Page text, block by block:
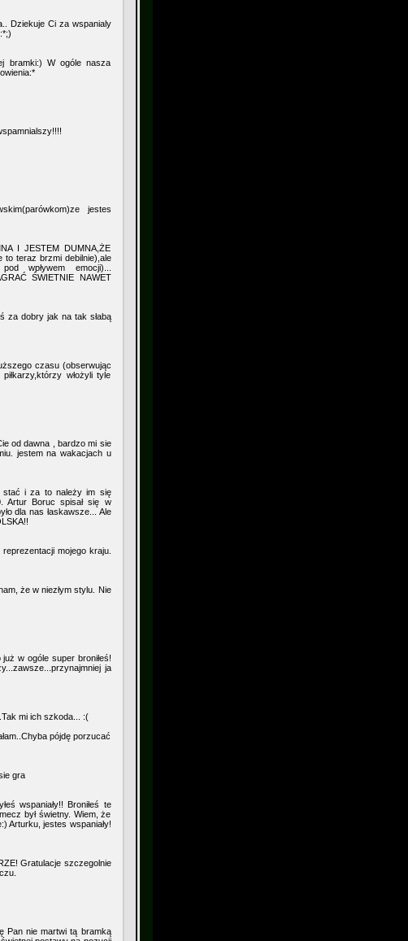
Dziekuje Ci za wspanialy
bramki:) W ogóle nasza
jestes
I JESTEM DUMNA,ŻE
to teraz brzmi debilnie),ale
wpływem emocji)...
ŚWIETNIE NAWET
za dobry jak na tak słabą
czasu (obserwując
włożyli tyle
od dawna , bardzo mi sie
jestem na wakacjach u
stać i za to należy im się
Artur Boruc spisał się w
dla nas łaskawsze... Ale
mojego kraju.
że w niezłym stylu. Nie
w ogóle super broniłeś!
ja
mi ich szkoda... :(
pójdę porzucać
gra
wspaniały!! Broniłeś te
był świetny. Wiem, że
Arturku, jestes wspaniały!
Gratulacje szczegolnie
Pan nie martwi tą bramką